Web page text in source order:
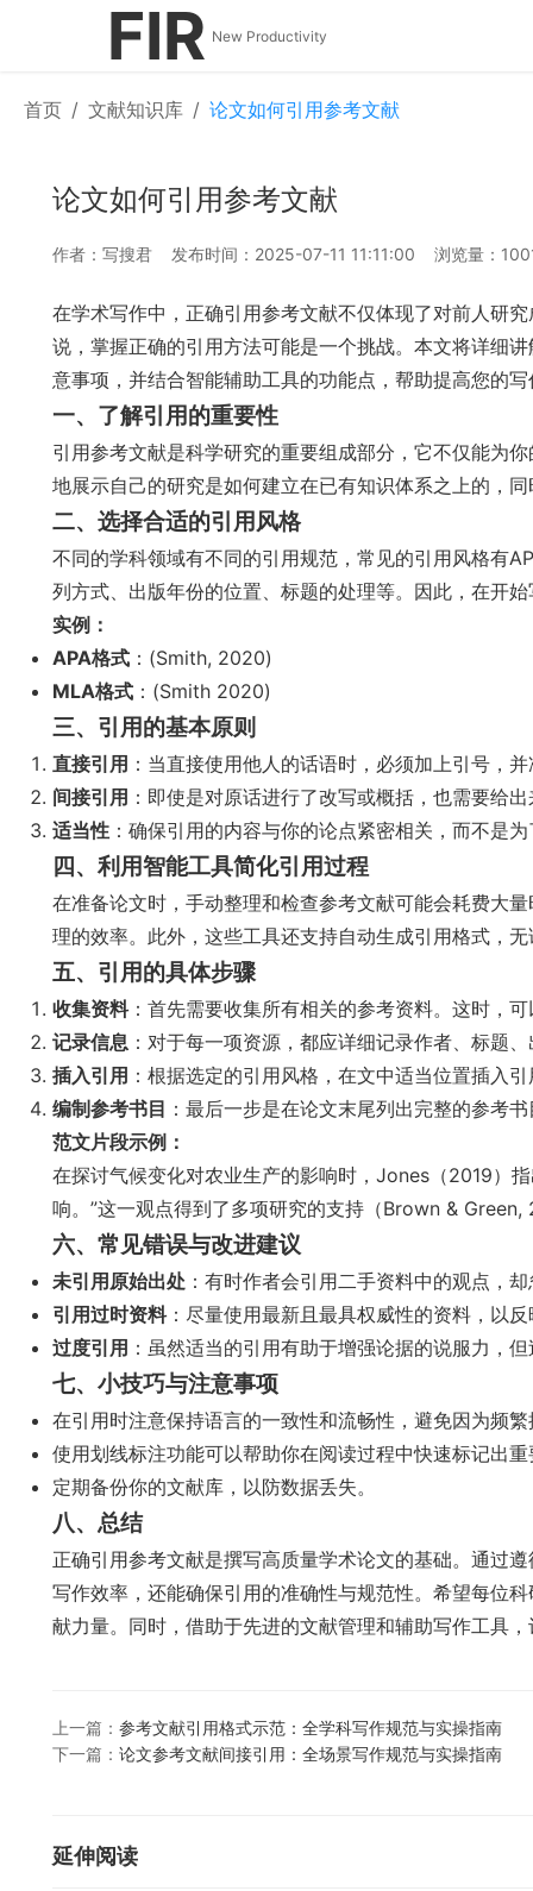
FIR New Productivity
首页 / 文献知识库 / 论文如何引用参考文献
论文如何引用参考文献
作者：写搜君 发布时间：2025-07-11 11:11:00 浏览量：
在学术写作中，正确引用参考文献不仅体现了对前人研
说，掌握正确的引用方法可能是一个挑战。本文将详细
意事项，并结合智能辅助工具的功能点，帮助提高您的
一、了解引用的重要性
引用参考文献是科学研究的重要组成部分，它不仅能为
地展示自己的研究是如何建立在已有知识体系之上的，
二、选择合适的引用风格
不同的学科领域有不同的引用规范，常见的引用风格有
列方式、出版年份的位置、标题的处理等。因此，在开
实例：
APA格式 ：(Smith, 2020)
MLA格式 ：(Smith 2020)
三、引用的基本原则
直接引用 ：当直接使用他人的话语时，必须加上引号，
间接引用 ：即使是对原话进行了改写或概括，也需要给
适当性 ：确保引用的内容与你的论点紧密相关，而不是
四、利用智能工具简化引用过程
在准备论文时，手动整理和检查参考文献可能会耗费大
理的效率。此外，这些工具还支持自动生成引用格式，
五、引用的具体步骤
收集资料：首先需要收集所有相关的参考资料。这时，
记录信息 ：对于每一项资源，都应详细记录作者、标题
插入引用 ：根据选定的引用风格，在文中适当位置插入
编制参考书目 ：最后一步是在论文末尾列出完整的参考
范文片段示例：
在探讨气候变化对农业生产的影响时，Jones（2019）
响。”这一观点得到了多项研究的支持（Brown &
六、常见错误与改进建议
未引用原始出处 ：有时作者会引用二手资料中的观点，
引用过时资料：尽量使用最新且最具权威性的资料，以
过度引用 ：虽然适当的引用有助于增强论据的说服力，
七、小技巧与注意事项
在引用时注意保持语言的一致性和流畅性，避免因为频
使用划线标注功能可以帮助你在阅读过程中快速标记出
定期备份你的文献库，以防数据丢失。
八、总结
正确引用参考文献是撰写高质量学术论文的基础。通过
写作效率，还能确保引用的准确性与规范性。希望每位
献力量。同时，借助于先进的文献管理和辅助写作工具
上一篇： 参考文献引用格式示范：全学科写作规范与实操指南
下一篇： 论文参考文献间接引用：全场景写作规范与实操指南
延伸阅读